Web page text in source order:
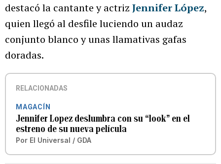
destacó la cantante y actriz Jennifer López,
quien llegó al desfile luciendo un audaz
conjunto blanco y unas llamativas gafas
doradas.
RELACIONADAS
MAGACÍN
Jennifer Lopez deslumbra con su “look” en el
estreno de su nueva película
Por El Universal / GDA